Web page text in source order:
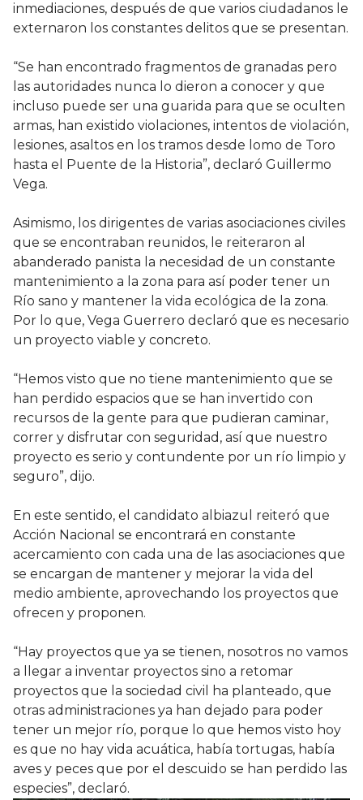
inmediaciones, después de que varios ciudadanos le
externaron los constantes delitos que se presentan.
“Se han encontrado fragmentos de granadas pero
las autoridades nunca lo dieron a conocer y que
incluso puede ser una guarida para que se oculten
armas, han existido violaciones, intentos de violación,
lesiones, asaltos en los tramos desde lomo de Toro
hasta el Puente de la Historia”, declaró Guillermo
Vega.
Asimismo, los dirigentes de varias asociaciones civiles
que se encontraban reunidos, le reiteraron al
abanderado panista la necesidad de un constante
mantenimiento a la zona para así poder tener un
Río sano y mantener la vida ecológica de la zona.
Por lo que, Vega Guerrero declaró que es necesario
un proyecto viable y concreto.
“Hemos visto que no tiene mantenimiento que se
han perdido espacios que se han invertido con
recursos de la gente para que pudieran caminar,
correr y disfrutar con seguridad, así que nuestro
proyecto es serio y contundente por un río limpio y
seguro”, dijo.
En este sentido, el candidato albiazul reiteró que
Acción Nacional se encontrará en constante
acercamiento con cada una de las asociaciones que
se encargan de mantener y mejorar la vida del
medio ambiente, aprovechando los proyectos que
ofrecen y proponen.
“Hay proyectos que ya se tienen, nosotros no vamos
a llegar a inventar proyectos sino a retomar
proyectos que la sociedad civil ha planteado, que
otras administraciones ya han dejado para poder
tener un mejor río, porque lo que hemos visto hoy
es que no hay vida acuática, había tortugas, había
aves y peces que por el descuido se han perdido las
especies”, declaró.